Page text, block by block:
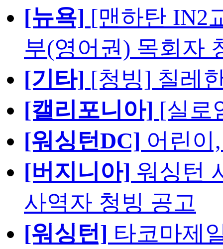
[뉴욕] [맨하탄 IN2
부(영어권) 목회자
[기타] [청빙] 칠레
[캘리포니아] [실로
[워싱턴DC] 어린이
[버지니아] 워싱턴
사역자 청빙 공고
[워싱턴] 타코마제